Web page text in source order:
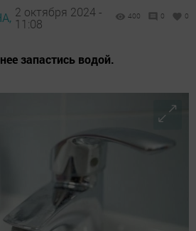
2 октября 2024 -
11:08
400 0 0
запастись водой.